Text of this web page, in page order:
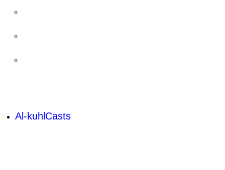
Al-kuhlCasts